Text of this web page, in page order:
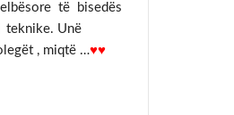
të bisedës
Unë
, miqtë …♥♥